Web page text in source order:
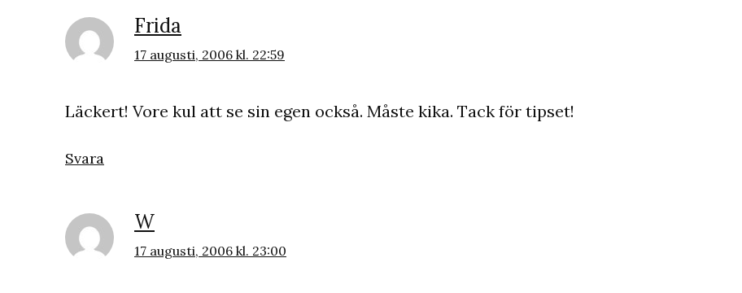
Frida
17 augusti, 2006 kl. 22:59
Läckert! Vore kul att se sin egen också. Måste kika. Tack för tipset!
Svara
W
17 augusti, 2006 kl. 23:00